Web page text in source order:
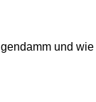
und